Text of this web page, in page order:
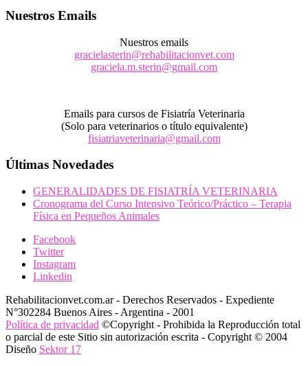
Nuestros Emails
Nuestros emails
gracielasterin@rehabilitacionvet.com
graciela.m.sterin@gmail.com
Emails para cursos de Fisiatría Veterinaria
(Solo para veterinarios o título equivalente)
fisiatriaveterinaria@gmail.com
Últimas Novedades
GENERALIDADES DE FISIATRÍA VETERINARIA
Cronograma del Curso Intensivo Teórico/Práctico – Terapia
Física en Pequeños Animales
Facebook
Twitter
Instagram
Linkedin
Rehabilitacionvet.com.ar - Derechos Reservados - Expediente
N°302284 Buenos Aires - Argentina - 2001
Política de privacidad ©Copyright - Prohibida la Reproducción total
o parcial de este Sitio sin autorización escrita - Copyright © 2004
Diseño Sektor 17